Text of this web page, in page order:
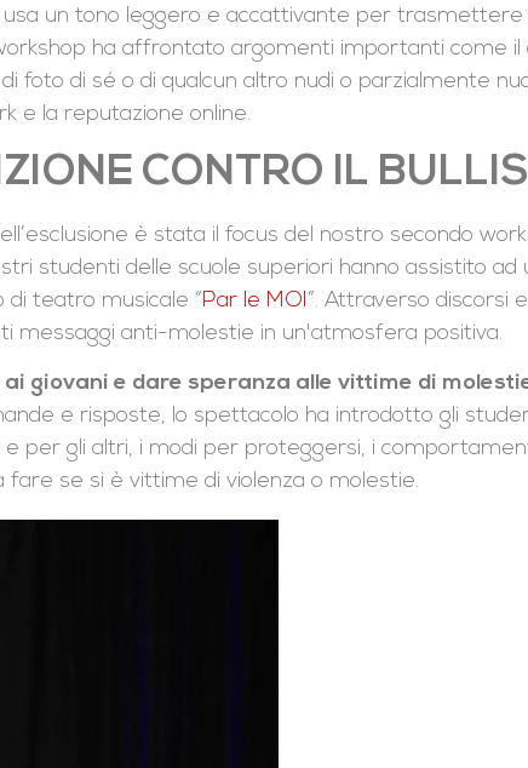
usa un tono leggero e accattivante per trasmettere
ha affrontato argomenti importanti come il
foto di sé o di qualcun altro nudi o parzialmente
e la reputazione online.
CONTRO IL
è stata il focus del nostro secondo
studenti delle scuole superiori hanno assistito ad
teatro musicale “Par le MOI ”. Attraverso discorsi
messaggi anti-molestie in un'atmosfera positiva.
ai giovani e dare speranza alle vittime di
e risposte, lo spettacolo ha introdotto gli
per gli altri, i modi per proteggersi, i
se si è vittime di violenza o molestie.